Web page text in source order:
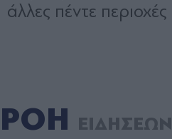
ΡΟΗ ΕΙΔΗΣΕΩΝ